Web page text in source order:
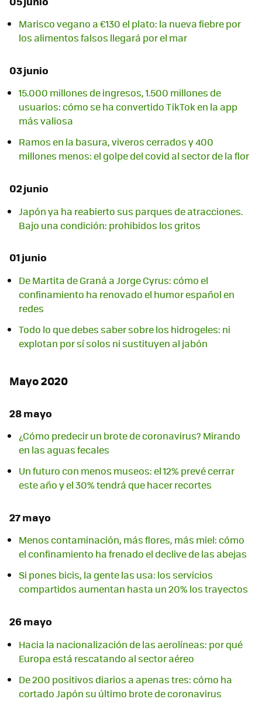
Marisco vegano a €130 el plato: la nueva fiebre por
los alimentos falsos llegará por el mar
03 junio
15.000 millones de ingresos, 1.500 millones de
usuarios: cómo se ha convertido TikTok en la app
más valiosa
Ramos en la basura, viveros cerrados y 400
millones menos: el golpe del covid al sector de la flor
02 junio
Japón ya ha reabierto sus parques de atracciones.
Bajo una condición: prohibidos los gritos
01 junio
De Martita de Graná a Jorge Cyrus: cómo el
confinamiento ha renovado el humor español en
redes
Todo lo que debes saber sobre los hidrogeles: ni
explotan por sí solos ni sustituyen al jabón
Mayo 2020
28 mayo
¿Cómo predecir un brote de coronavirus? Mirando
en las aguas fecales
Un futuro con menos museos: el 12% prevé cerrar
este año y el 30% tendrá que hacer recortes
27 mayo
Menos contaminación, más flores, más miel: cómo
el confinamiento ha frenado el declive de las abejas
Si pones bicis, la gente las usa: los servicios
compartidos aumentan hasta un 20% los trayectos
26 mayo
Hacia la nacionalización de las aerolíneas: por qué
Europa está rescatando al sector aéreo
De 200 positivos diarios a apenas tres: cómo ha
cortado Japón su último brote de coronavirus